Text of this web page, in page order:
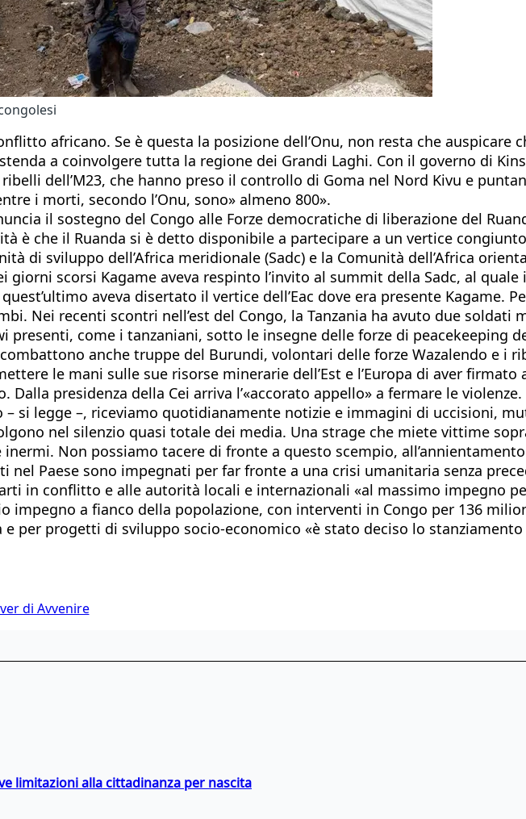
africano. Se è questa la posizione dell’Onu, non resta che auspicare
a coinvolgere tutta la regione dei Grandi Laghi. Con il governo di
dell’M23, che hanno preso il controllo di Goma nel Nord Kivu e
i morti, secondo l’Onu, sono» almeno 800».
il sostegno del Congo alle Forze democratiche di liberazione del
è che il Ruanda si è detto disponibile a partecipare a un vertice
di sviluppo dell’Africa meridionale (Sadc) e la Comunità dell’Africa
giorni scorsi Kagame aveva respinto l’invito al summit della Sadc, al
aveva disertato il vertice dell’Eac dove era presente Kagame.
Nei recenti scontri nell’est del Congo, la Tanzania ha avuto due
presenti, come i tanzaniani, sotto le insegne delle forze di peacekeeping
anche truppe del Burundi, volontari delle forze Wazalendo e i
le mani sulle sue risorse minerarie dell’Est e l’Europa di aver
Dalla presidenza della Cei arriva l’«accorato appello» a fermare le
si legge –, riceviamo quotidianamente notizie e immagini di uccisioni,
nel silenzio quasi totale dei media. Una strage che miete vittime
Non possiamo tacere di fronte a questo scempio,
nel Paese sono impegnati per far fronte a una crisi umanitaria senza
in conflitto e alle autorità locali e internazionali «al massimo impegno
impegno a fianco della popolazione, con interventi in Congo per 136
per progetti di sviluppo socio-economico «è stato deciso lo
di Avvenire
limitazioni alla cittadinanza per nascita